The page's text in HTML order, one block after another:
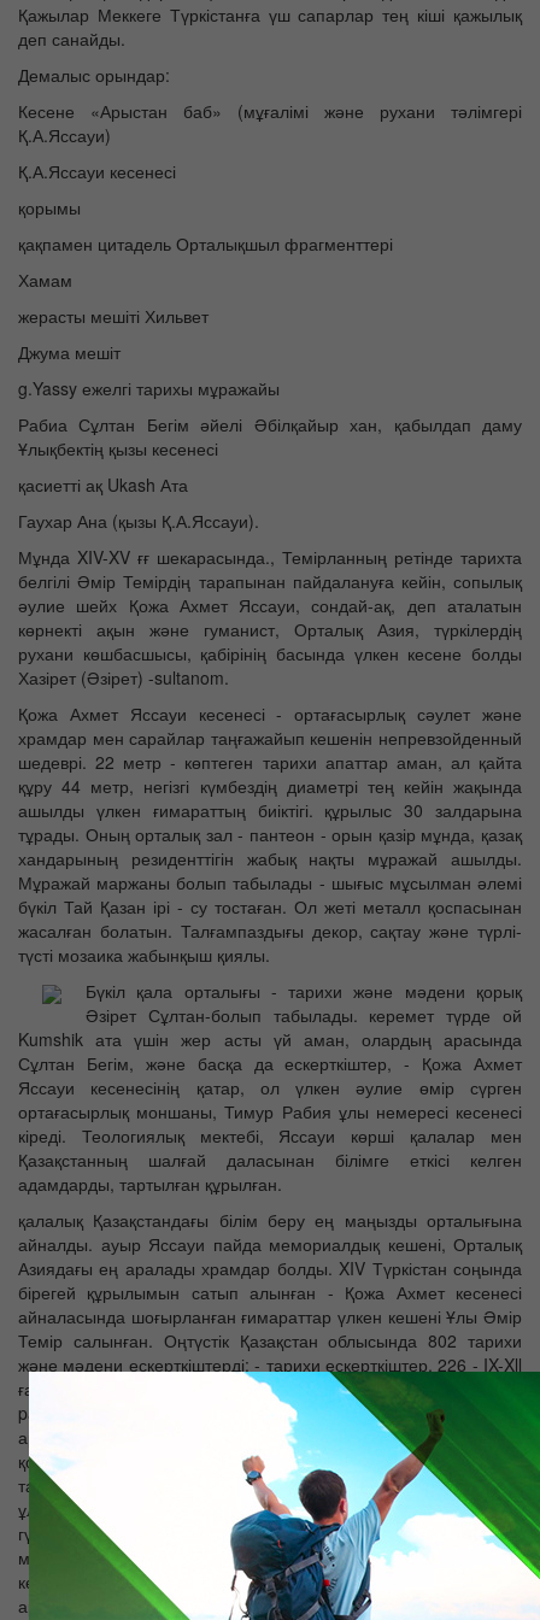
Қажылар Меккеге Түркістанға үш сапарлар тең кіші қажылық
деп санайды.
Демалыс орындар:
Кесене «Арыстан баб» (мұғалімі және рухани тәлімгері
Қ.А.Яссауи)
Қ.А.Яссауи кесенесі
қорымы
қақпамен цитадель Орталықшыл фрагменттері
Хамам
жерасты мешіті Хильвет
Джума мешіт
g.Yassy ежелгі тарихы мұражайы
Рабиа Сұлтан Бегім әйелі Әбілқайыр хан, қабылдап даму
Ұлықбектің қызы кесенесі
қасиетті ақ Ukash Ата
Гаухар Ана (қызы Қ.А.Яссауи).
Мұнда XIV-XV ғғ шекарасында., Темірланның ретінде тарихта
белгілі Әмір Темірдің тарапынан пайдалануға кейін, сопылық
әулие шейх Қожа Ахмет Яссауи, сондай-ақ, деп аталатын
көрнекті ақын және гуманист, Орталық Азия, түркілердің
рухани көшбасшысы, қабірінің басында үлкен кесене болды
Хазірет (Әзірет) -sultanom.
Қожа Ахмет Яссауи кесенесі - ортағасырлық сәулет және
храмдар мен сарайлар таңғажайып кешенін непревзойденный
шедеврі. 22 метр - көптеген тарихи апаттар аман, ал қайта
құру 44 метр, негізгі күмбездің диаметрі тең кейін жақында
ашылды үлкен ғимараттың биіктігі. құрылыс 30 залдарына
тұрады. Оның орталық зал - пантеон - орын қазір мұнда, қазақ
хандарының резиденттігін жабық нақты мұражай ашылды.
Мұражай маржаны болып табылады - шығыс мұсылман әлемі
бүкіл Тай Қазан ірі - су тостаған. Ол жеті металл қоспасынан
жасалған болатын. Талғампаздығы декор, сақтау және түрлі-
түсті мозаика жабынқыш қиялы.
Бүкіл қала орталығы - тарихи және мәдени қорық
Әзірет Сұлтан-болып табылады. керемет түрде ой
Kumshik ата үшін жер асты үй аман, олардың арасында
Сұлтан Бегім, және басқа да ескерткіштер, - Қожа Ахмет
Яссауи кесенесінің қатар, ол үлкен әулие өмір сүрген
ортағасырлық моншаны, Тимур Рабия ұлы немересі кесенесі
кіреді. Теологиялық мектебі, Яссауи көрші қалалар мен
Қазақстанның шалғай даласынан білімге еткісі келген
адамдарды, тартылған құрылған.
қалалық Қазақстандағы білім беру ең маңызды орталығына
айналды. ауыр Яссауи пайда мемориалдық кешені, Орталық
Азиядағы ең аралады храмдар болды. XIV Түркістан соңында
бірегей құрылымын сатып алынған - Қожа Ахмет кесенесі
айналасында шоғырланған ғимараттар үлкен кешені Ұлы Әмір
Темір салынған. Оңтүстік Қазақстан облысында 802 тарихи
және мәдени ескерткіштерді: - тарихи ескерткіштер, 226 - IX-Xll
ғасырлар - дәуірі Қарахан байланысты сәулет
pamyatnikam.Samye қызықты археологиялық ескерткіштер 528
археологиялық ескерткіштер, 42-ға тиесілі. тарихи-мәдени
қорық бөлігі - - Отырар оазисі, және қызықты туристік
тартылыстың Бұл Ұлы Жібек жолы бірнеше жыл бойы енді ол,
ұлы археологиялық жасалды Отырар танымал қаласы,
гүлденді уақыт болды. Сондай-ақ, бұл жерде орналасқан -
моңғолдар қала басып, сондай-ақ, XII-ХХ ғасырлар ескерткіш
көрсетеді тамаша тарихи мұражай. - Суфии Қасиетті бірінің
арналған Арыстан баб кесенесі. Аңыз бойынша, Мұхаммед